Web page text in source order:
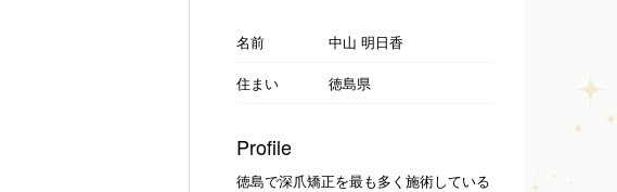
名前
中山 明日香
住まい
徳島県
Profile
徳島で深爪矯正を最も多く施術している